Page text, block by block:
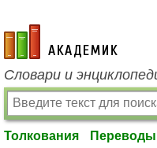
academic.ru
Словари и
Толкования Переводы